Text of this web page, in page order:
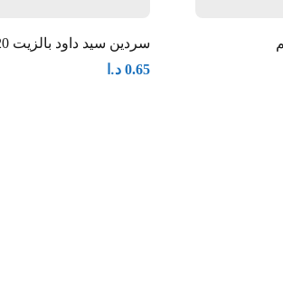
سردين سيد داود بالزيت 120 غم
0.65 د.ا